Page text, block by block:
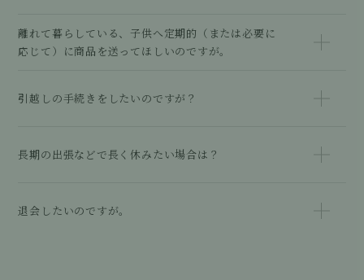
離れて暮らしている、子供へ定期的（または必要に
応じて）に商品を送ってほしいのですが。
引越しの手続きをしたいのですが？
長期の出張などで長く休みたい場合は？
退会したいのですが。